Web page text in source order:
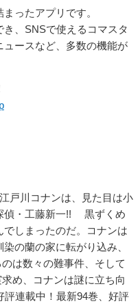
ったアプリです。
、SNSで使えるコマスタ
ースなど、多数の機能が
戸川コナンは、見た目は小
偵・工藤新一!! 黒ずくめ
しまったのだ。コナンは
の蘭の家に転がり込み、
は数々の難事件、そして
め、コナンは謎に立ち向
連載中！最新94巻、好評